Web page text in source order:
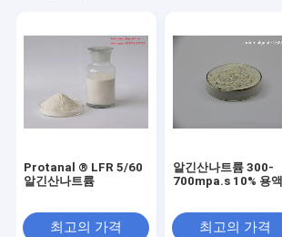
Protanal ® LFR 5/60
알긴산나트륨
최고의 가격
알긴산나트륨 300-
700mpa.s 10% 용액
최고의 가격